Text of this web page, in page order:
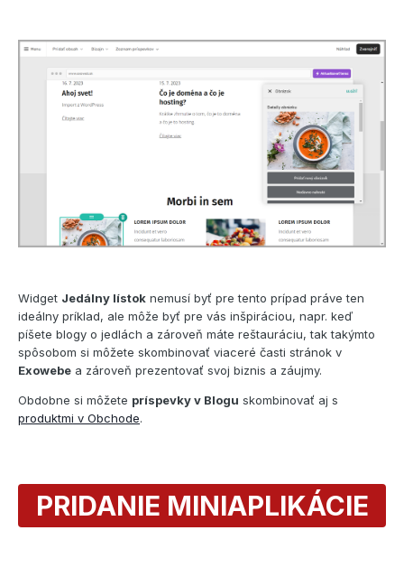
Widget Jedálny lístok nemusí byť pre tento prípad práve ten
ideálny príklad, ale môže byť pre vás inšpiráciou, napr. keď
píšete blogy o jedlách a zároveň máte reštauráciu, tak takýmto
spôsobom si môžete skombinovať viaceré časti stránok v
Exowebe a zároveň prezentovať svoj biznis a záujmy.
Obdobne si môžete príspevky v Blogu skombinovať aj s
produktmi v Obchode.
PRIDANIE MINIAPLIKÁCIE